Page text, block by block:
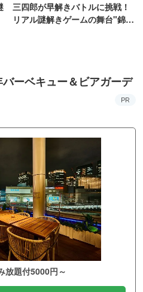
三四郎が早解きバトルに挑戦！
リアル謎解きゲームの舞台"錦糸
ーベキュー＆ビアガーデ
PR
放題付5000円～